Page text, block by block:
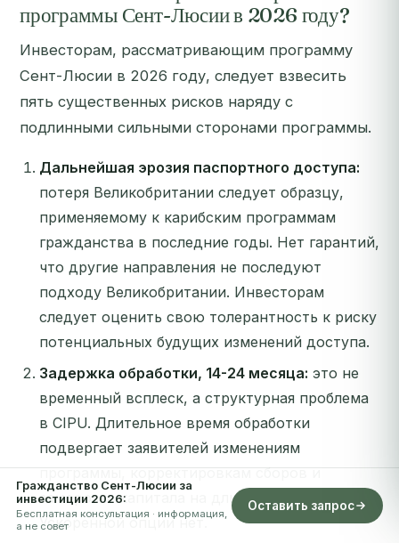
программы Сент-Люсии в 2026 году?
Инвесторам, рассматривающим программу
Сент-Люсии в 2026 году, следует взвесить
пять существенных рисков наряду с
подлинными сильными сторонами программы.
Дальнейшая эрозия паспортного доступа:
потеря Великобритании следует образцу,
применяемому к карибским программам
гражданства в последние годы. Нет гарантий,
что другие направления не последуют
подходу Великобритании. Инвесторам
следует оценить свою толерантность к риску
потенциальных будущих изменений доступа.
Задержка обработки, 14-24 месяца: это не
временный всплеск, а структурная проблема
в CIPU. Длительное время обработки
подвергает заявителей изменениям
программы, корректировкам сборов и
заморозке капитала на длительный период.
Ускоренной опции нет.
Гражданство Сент-Люсии за
инвестиции 2026:
Бесплатная консультация · информация,
а не совет
Оставить запрос